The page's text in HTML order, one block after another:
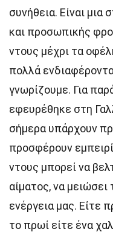
συνήθεια. Είναι
και προσωπικής
ντους μέχρι τα
πολλά
γνωρίζουμε. Για
εφευρέθηκε στη
σήμερα υπάρχουν
προσφέρουν
ντους μπορεί να
αίματος, να μειώσει
ενέργεια μας. Είτε
το πρωί είτε ένα